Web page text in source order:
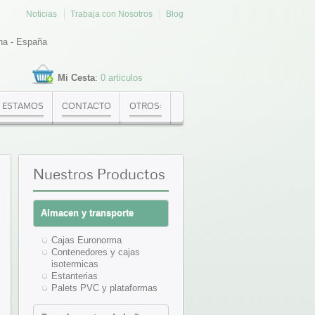
Noticias Trabaja con Nosotros Blog
- España
Mi Cesta: 0 articulos
CONTACTO OTROS:
Nuestros Productos
Almacen y transporte
Cajas Euronorma
Contenedores y cajas
isotermicas
Estanterias
Palets PVC y plataformas